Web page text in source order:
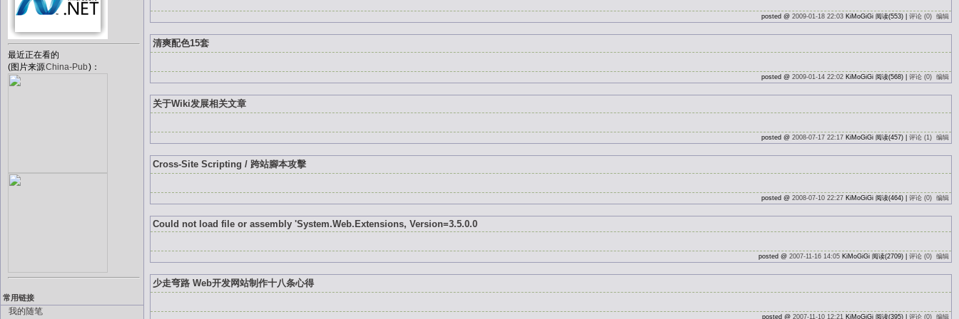
最近正在看的
(图片来源China-Pub)：
常用链接
我的随笔
posted @ 2009-01-18 22:03 KiMoGiGi 阅读(553) | 评论 (0) 编辑
清爽配色15套
posted @ 2009-01-14 22:02 KiMoGiGi 阅读(568) | 评论 (0) 编辑
关于Wiki发展相关文章
posted @ 2008-07-17 22:17 KiMoGiGi 阅读(457) | 评论 (1) 编辑
Cross-Site Scripting / 跨站腳本攻擊
posted @ 2008-07-10 22:27 KiMoGiGi 阅读(464) | 评论 (0) 编辑
Could not load file or assembly 'System.Web.Extensions, Version=3.5.0.0
posted @ 2007-11-16 14:05 KiMoGiGi 阅读(2709) | 评论 (0) 编辑
少走弯路 Web开发网站制作十八条心得
posted @ 2007-11-10 12:21 KiMoGiGi 阅读(395) | 评论 (0) 编辑